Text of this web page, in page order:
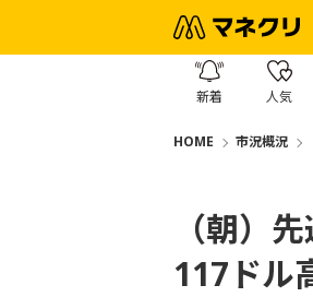
新着 人気
HOME 市況概況
（朝）
117ドル